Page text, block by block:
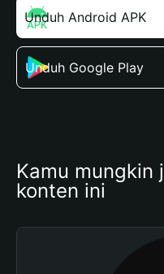
Unduh Android APK
Unduh Google Play
Kamu mungkin
konten ini